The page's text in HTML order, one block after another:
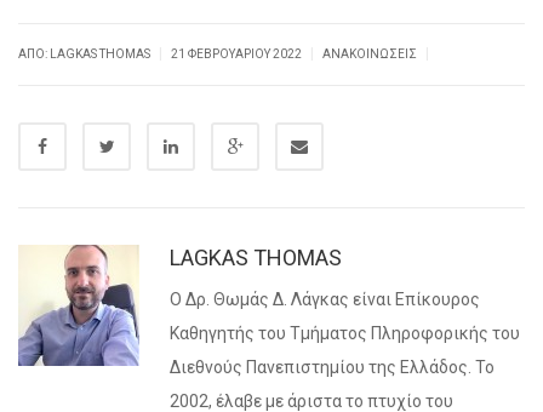
ΑΠΌ: LAGKAS THOMAS 21 ΦΕΒΡΟΥΑΡΊΟΥ 2022 ΑΝΑΚΟΙΝΏΣΕΙΣ
LAGKAS THOMAS
Ο Δρ. Θωμάς Δ. Λάγκας είναι Επίκουρος
Καθηγητής του Τμήματος Πληροφορικής του
Διεθνούς Πανεπιστημίου της Ελλάδος. Το
2002, έλαβε με άριστα το πτυχίο του